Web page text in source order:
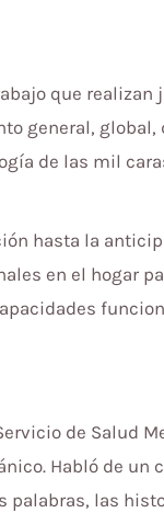
que realizan
general,
de las mil
hasta la
en el hogar
de Salud
Habló de un
palabras, las